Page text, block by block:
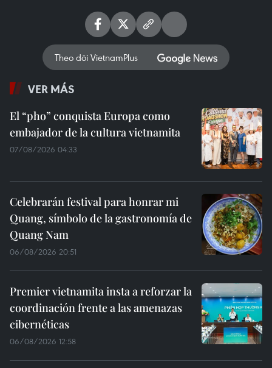
Theo dõi VietnamPlus
VER MÁS
El “pho” conquista Europa como
embajador de la cultura vietnamita
07/08/2026 04:33
Celebrarán festival para honrar mi
Quang, símbolo de la gastronomía de
Quang Nam
06/08/2026 20:51
Premier vietnamita insta a reforzar la
coordinación frente a las amenazas
cibernéticas
06/08/2026 12:58